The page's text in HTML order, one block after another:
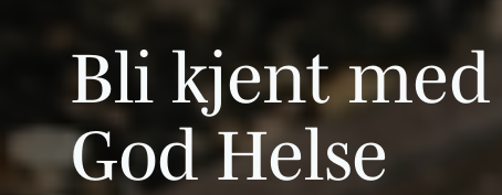
Bli kjent med
God Helse